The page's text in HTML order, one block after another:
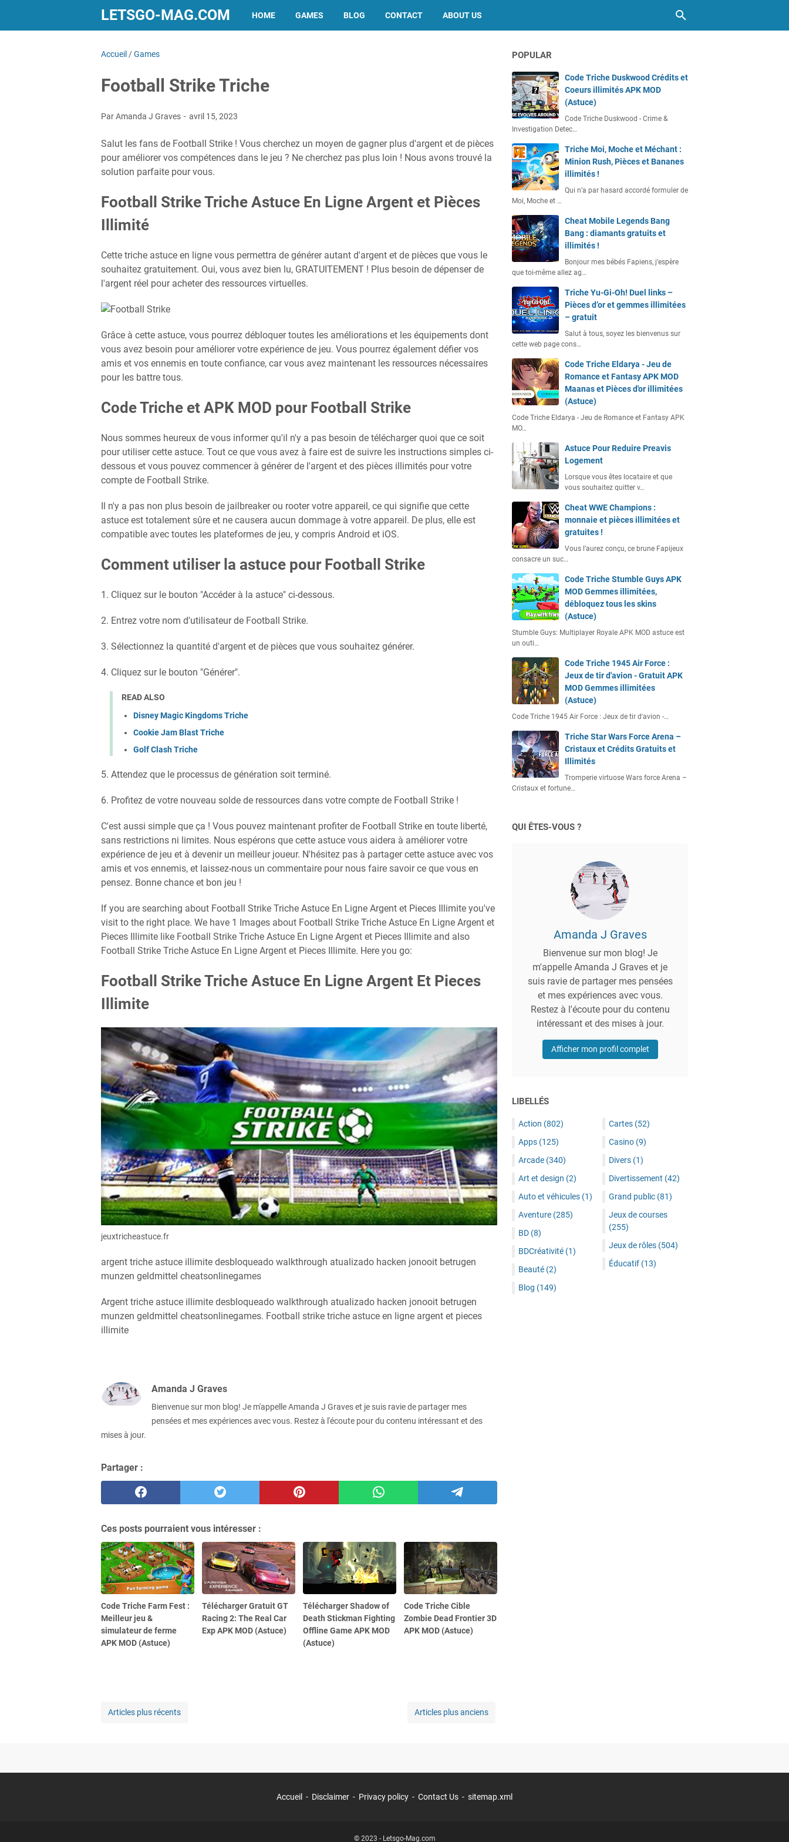
LETSGO-MAG.COM HOME GAMES BLOG CONTACT ABOUT US
Accueil /Games
Football Strike Triche
Par Amanda J Graves avril 15, 2023
Salut les fans de Football Strike ! Vous cherchez un moyen de gagner plus d'argent et de pièces
pour améliorer vos compétences dans le jeu ? Ne cherchez pas plus loin ! Nous avons trouvé la
solution parfaite pour vous.
Football Strike Triche Astuce En Ligne Argent et Pièces
Illimité
Cette triche astuce en ligne vous permettra de générer autant d'argent et de pièces que vous le
souhaitez gratuitement. Oui, vous avez bien lu, GRATUITEMENT ! Plus besoin de dépenser de
l'argent réel pour acheter des ressources virtuelles.
Grâce à cette astuce, vous pourrez débloquer toutes les améliorations et les équipements dont
vous avez besoin pour améliorer votre expérience de jeu. Vous pourrez également défier vos
amis et vos ennemis en toute confiance, car vous avez maintenant les ressources nécessaires
pour les battre tous.
Code Triche et APK MOD pour Football Strike
Nous sommes heureux de vous informer qu'il n'y a pas besoin de télécharger quoi que ce soit
pour utiliser cette astuce. Tout ce que vous avez à faire est de suivre les instructions simples ci-
dessous et vous pouvez commencer à générer de l'argent et des pièces illimités pour votre
compte de Football Strike.
Il n'y a pas non plus besoin de jailbreaker ou rooter votre appareil, ce qui signifie que cette
astuce est totalement sûre et ne causera aucun dommage à votre appareil. De plus, elle est
compatible avec toutes les plateformes de jeu, y compris Android et iOS.
Comment utiliser la astuce pour Football Strike
1. Cliquez sur le bouton "Accéder à la astuce" ci-dessous.
2. Entrez votre nom d'utilisateur de Football Strike.
3. Sélectionnez la quantité d'argent et de pièces que vous souhaitez générer.
4. Cliquez sur le bouton "Générer".
READ ALSO
Disney Magic Kingdoms Triche
Cookie Jam Blast Triche
Golf Clash Triche
5. Attendez que le processus de génération soit terminé.
6. Profitez de votre nouveau solde de ressources dans votre compte de Football Strike !
C'est aussi simple que ça ! Vous pouvez maintenant profiter de Football Strike en toute liberté,
sans restrictions ni limites. Nous espérons que cette astuce vous aidera à améliorer votre
expérience de jeu et à devenir un meilleur joueur. N'hésitez pas à partager cette astuce avec vos
amis et vos ennemis, et laissez-nous un commentaire pour nous faire savoir ce que vous en
pensez. Bonne chance et bon jeu !
If you are searching about Football Strike Triche Astuce En Ligne Argent et Pieces Illimite you've
visit to the right place. We have 1 Images about Football Strike Triche Astuce En Ligne Argent et
Pieces Illimite like Football Strike Triche Astuce En Ligne Argent et Pieces Illimite and also
Football Strike Triche Astuce En Ligne Argent et Pieces Illimite. Here you go:
Football Strike Triche Astuce En Ligne Argent Et Pieces
Illimite
jeuxtricheastuce.fr
argent triche astuce illimite desbloqueado walkthrough atualizado hacken jonooit betrugen
munzen geldmittel cheatsonlinegames
Argent triche astuce illimite desbloqueado walkthrough atualizado hacken jonooit betrugen
munzen geldmittel cheatsonlinegames. Football strike triche astuce en ligne argent et pieces
illimite
Amanda J Graves
Bienvenue sur mon blog! Je m'appelle Amanda J Graves et je suis ravie de partager mes
pensées et mes expériences avec vous. Restez à l'écoute pour du contenu intéressant et des
mises à jour.
Partager :
Ces posts pourraient vous intéresser :
Code Triche Farm Fest :
Meilleur jeu &
simulateur de ferme
APK MOD (Astuce)
Télécharger Gratuit GT
Racing 2: The Real Car
Exp APK MOD (Astuce)
Télécharger Shadow of
Death Stickman Fighting
Offline Game APK MOD
(Astuce)
Code Triche Cible
Zombie Dead Frontier 3D
APK MOD (Astuce)
Articles plus récents Articles plus anciens
POPULAR
Code Triche Duskwood Crédits et
Coeurs illimités APK MOD
(Astuce)
Code Triche Duskwood - Crime &
Investigation Detec…
Triche Moi, Moche et Méchant :
Minion Rush, Pièces et Bananes
illimités !
Qui n’a par hasard accordé formuler de
Moi, Moche et …
Cheat Mobile Legends Bang
Bang : diamants gratuits et
illimités !
Bonjour mes bébés Fapiens, j’espère
que toi-même allez ag…
Triche Yu-Gi-Oh! Duel links –
Pièces d’or et gemmes illimitées
– gratuit
Salut à tous, soyez les bienvenus sur
cette web page cons…
Code Triche Eldarya - Jeu de
Romance et Fantasy APK MOD
Maanas et Pièces d'or illimitées
(Astuce)
Code Triche Eldarya - Jeu de Romance et Fantasy APK
MO…
Astuce Pour Reduire Preavis
Logement
Lorsque vous êtes locataire et que
vous souhaitez quitter v…
Cheat WWE Champions :
monnaie et pièces illimitées et
gratuites !
Vous l’aurez conçu, ce brune Fapijeux
consacre un suc…
Code Triche Stumble Guys APK
MOD Gemmes illimitées,
débloquez tous les skins
(Astuce)
Stumble Guys: Multiplayer Royale APK MOD astuce est
un outi…
Code Triche 1945 Air Force :
Jeux de tir d'avion - Gratuit APK
MOD Gemmes illimitées
(Astuce)
Code Triche 1945 Air Force : Jeux de tir d'avion -…
Triche Star Wars Force Arena –
Cristaux et Crédits Gratuits et
Illimités
Tromperie virtuose Wars force Arena –
Cristaux et fortune…
QUI ÊTES-VOUS ?
Amanda J Graves
Bienvenue sur mon blog! Je
m'appelle Amanda J Graves et je
suis ravie de partager mes pensées
et mes expériences avec vous.
Restez à l'écoute pour du contenu
intéressant et des mises à jour.
Afficher mon profil complet
LIBELLÉS
Action (802)
Apps (125)
Arcade (340)
Art et design (2)
Auto et véhicules (1)
Aventure (285)
BD (8)
BDCréativité (1)
Beauté (2)
Blog (149)
Cartes (52)
Casino (9)
Divers (1)
Divertissement (42)
Grand public (81)
Jeux de courses
(255)
Jeux de rôles (504)
Éducatif (13)
Accueil Disclaimer Privacy policy Contact Us sitemap.xml
© 2023 - Letsgo-Mag.com